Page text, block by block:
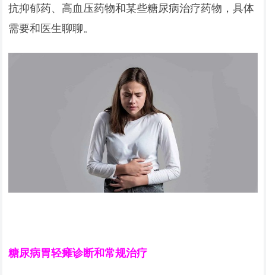
抗抑郁药、高血压药物和某些糖尿病治疗药物，具体
需要和医生聊聊。
糖尿病胃轻瘫诊断和常规治疗